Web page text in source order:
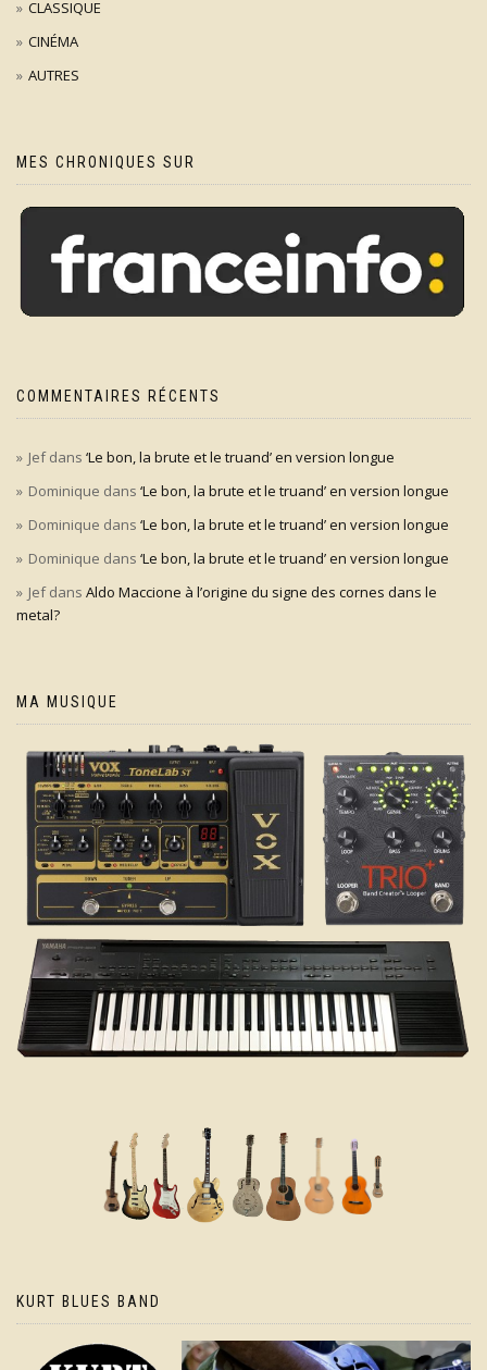
CLASSIQUE
CINÉMA
AUTRES
MES CHRONIQUES SUR
COMMENTAIRES RÉCENTS
Jefdans ‘Le bon, la brute et le truand’ en version longue
Dominique dans ‘Le bon, la brute et le truand’ en version longue
Dominique dans ‘Le bon, la brute et le truand’ en version longue
Dominique dans ‘Le bon, la brute et le truand’ en version longue
Jefdans Aldo Maccione à l’origine du signe des cornes dans le
metal?
MA MUSIQUE
KURT BLUES BAND